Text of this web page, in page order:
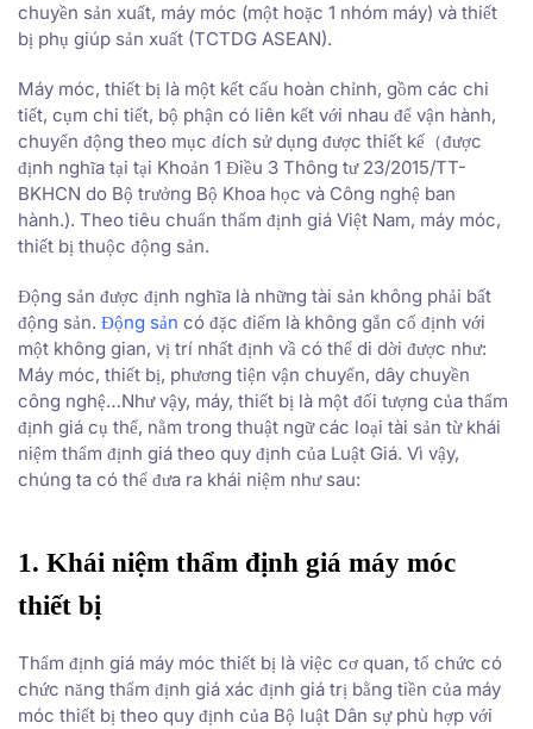
chuyền sản xuất, máy móc (một hoặc 1 nhóm máy) và thiết
bị phụ giúp sản xuất (TCTDG ASEAN).
Máy móc, thiết bị là một kết cấu hoàn chỉnh, gồm các chi
tiết, cụm chi tiết, bộ phận có liên kết với nhau để vận hành,
chuyển động theo mục đích sử dụng được thiết kế（được
định nghĩa tại tại Khoản 1 Điều 3 Thông tư 23/2015/TT-
BKHCN do Bộ trưởng Bộ Khoa học và Công nghệ ban
hành.). Theo tiêu chuẩn thẩm định giá Việt Nam, máy móc,
thiết bị thuộc động sản.
Động sản được định nghĩa là những tài sản không phải bất
động sản. Động sản có đặc điểm là không gắn cố định với
một không gian, vị trí nhất định vầ có thể di dời được như:
Máy móc, thiết bị, phương tiện vận chuyển, dây chuyền
công nghệ…Như vậy, máy, thiết bị là một đối tượng của thẩm
định giá cụ thể, nằm trong thuật ngữ các loại tài sản từ khái
niệm thẩm định giá theo quy định của Luật Giá. Vì vậy,
chúng ta có thể đưa ra khái niệm như sau:
1. Khái niệm thẩm định giá máy móc
thiết bị
Thẩm định giá máy móc thiết bị là việc cơ quan, tổ chức có
chức năng thẩm định giá xác định giá trị bằng tiền của máy
móc thiết bị theo quy định của Bộ luật Dân sự phù hợp với